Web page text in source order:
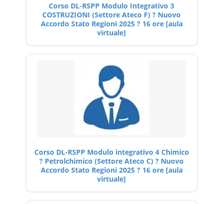
Corso DL-RSPP Modulo Integrativo 3
COSTRUZIONI (Settore Ateco F) ? Nuovo
Accordo Stato Regioni 2025 ? 16 ore [aula
virtuale]
Corso DL-RSPP Modulo integrativo 4 Chimico
? Petrolchimico (Settore Ateco C) ? Nuovo
Accordo Stato Regioni 2025 ? 16 ore [aula
virtuale]